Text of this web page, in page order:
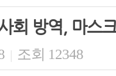
회 방역, 마스
| 조회 12348